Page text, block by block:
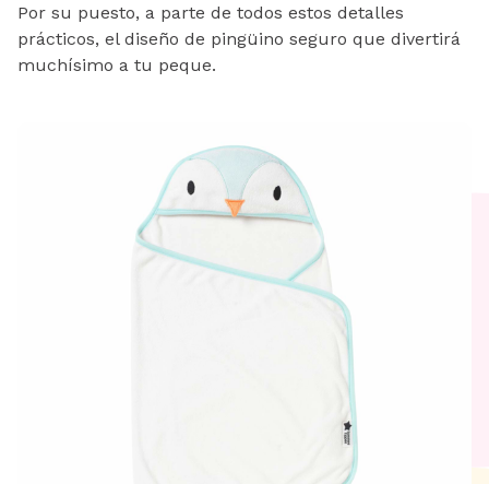
Por su puesto, a parte de todos estos detalles
prácticos, el diseño de pingüino seguro que divertirá
muchísimo a tu peque.